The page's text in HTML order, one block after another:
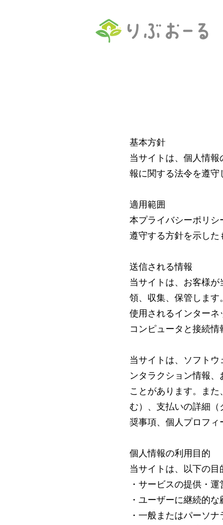
基本方針
当サイトは、個人情
報に関する法令を遵守
適用範囲
本プライバシーポリ
遵守する方針を示した
送信される情報
当サイトは、お客様
領、収集、保管しま
使用されるインターネ
コンピュータと接続情
当サイトは、ソフト
ンタラクション情報
ことがあります。ま
む）、支払いの詳細
奨事項、個人プロフィ
個人情報の利用目的
当サイトは、以下の目
・サービスの提供・運
・ユーザーに継続的
・一般またはパーソ